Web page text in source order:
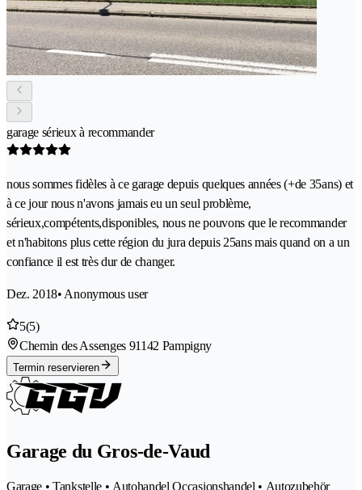
garage sérieux à recommander
nous sommes fidèles à ce garage depuis quelques années (+de 35ans) et
à ce jour nous n'avons jamais eu un seul problème,
sérieux,compétents,disponibles, nous ne pouvons que le recommander
et n'habitons plus cette région du jura depuis 25ans mais quand on a un
confiance il est très dur de changer.
Dez. 2018• Anonymous user
5(5)
Chemin des Assenges 91142 Pampigny
Termin reservieren
Garage du Gros-de-Vaud
Garage • Tankstelle • Autohandel Occasionshandel • Autozubehör